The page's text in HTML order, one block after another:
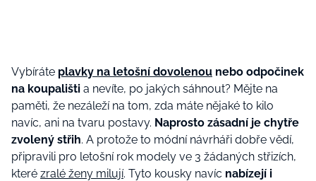
Vybíráte plavky na letošní dovolenou nebo odpočinek
na koupališti a nevíte, po jakých sáhnout? Mějte na
paměti, že nezáleží na tom, zda máte nějaké to kilo
navíc, ani na tvaru postavy. Naprosto zásadní je chytře
zvolený střih. A protože to módní návrháři dobře vědí,
připravili pro letošní rok modely ve 3 žádaných střizích,
které zralé ženy milují. Tyto kousky navíc nabízejí i